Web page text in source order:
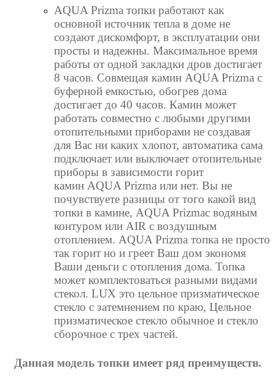
AQUA Prizma топки работают как
основной источник тепла в доме не
создают дискомфорт, в эксплуатации они
просты и надежны. Максимальное время
работы от одной закладки дров достигает
8 часов. Совмещая камин AQUA Prizma с
буферной емкостью, обогрев дома
достигает до 40 часов. Камин может
работать совместно с любыми другими
отопительными приборами не создавая
для Вас ни каких хлопот, автоматика сама
подключает или выключает отопительные
приборы в зависимости горит
камин AQUA Prizma или нет. Вы не
почувствуете разницы от того какой вид
топки в камине, AQUA Prizmaс водяным
контуром или AIR с воздушным
отоплением. AQUA Prizma топка не просто
так горит но и греет Ваш дом экономя
Ваши деньги с отопления дома. Топка
может комплектоваться разными видами
стекол. LUX это цельное призматическое
стекло с затемнением по краю, Цельное
призматическое стекло обычное и стекло
сборочное с трех частей.
Данная модель топки имеет ряд преимуществ.